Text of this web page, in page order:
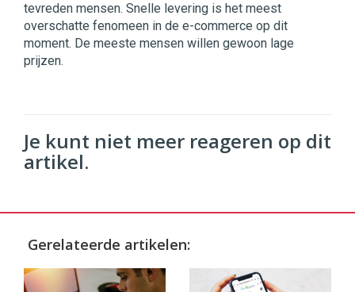
tevreden mensen. Snelle levering is het meest
overschatte fenomeen in de e-commerce op dit
moment. De meeste mensen willen gewoon lage
prijzen.
Je kunt niet meer reageren op dit
artikel.
Gerelateerde artikelen: